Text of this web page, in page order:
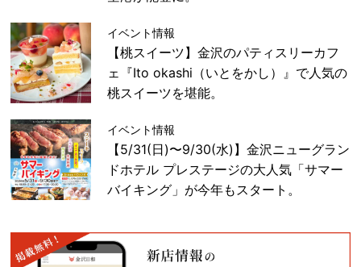
イベント情報
【桃スイーツ】金沢のパティスリーカフ
ェ『Ito okashi（いとをかし）』で人気の
桃スイーツを堪能。
イベント情報
【5/31(日)〜9/30(水)】金沢ニューグラン
ドホテル プレステージの大人気「サマー
バイキング」が今年もスタート。